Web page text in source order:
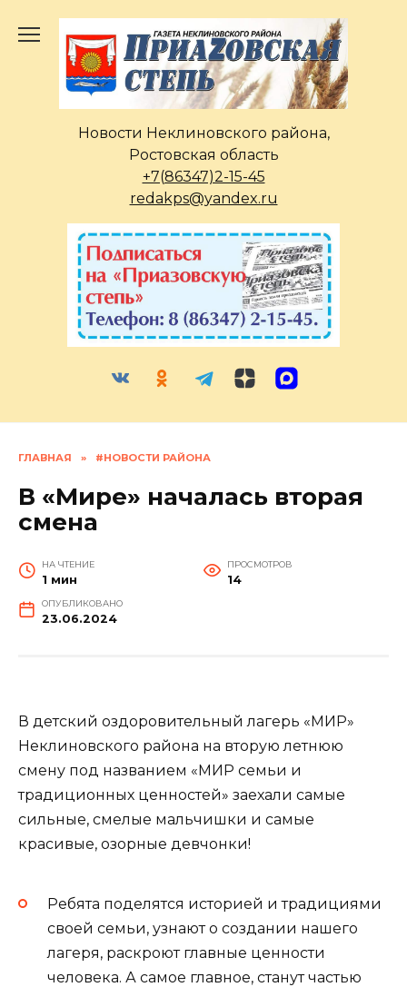
содержанию
Новости Неклиновского района,
Ростовская область
+7(86347)2-15-45
redakps@yandex.ru
ГЛАВНАЯ » #НОВОСТИ РАЙОНА
В «Мире» началась вторая
смена
НА ЧТЕНИЕ
1 мин
ПРОСМОТРОВ
14
ОПУБЛИКОВАНО
23.06.2024
В детский оздоровительный лагерь «МИР»
Неклиновского района на вторую летнюю
смену под названием «МИР семьи и
традиционных ценностей» заехали самые
сильные, смелые мальчишки и самые
красивые, озорные девчонки!
Ребята поделятся историей и традициями
своей семьи, узнают о создании нашего
лагеря, раскроют главные ценности
человека. А самое главное, станут частью